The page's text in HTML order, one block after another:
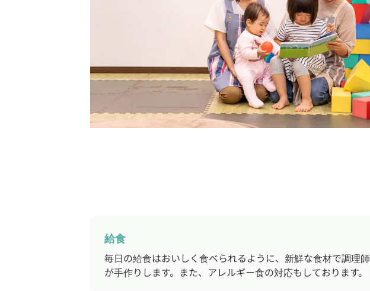
給食
毎日の給食はおいしく食べられるように、新鮮な食材で調理師
が手作りします。また、アレルギー食の対応もしております。